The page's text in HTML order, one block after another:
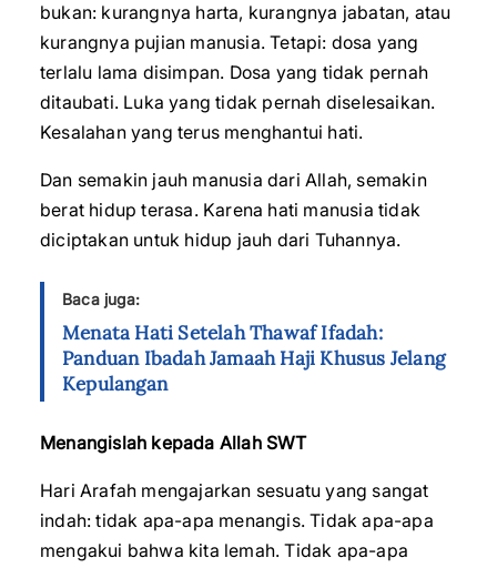
bukan: kurangnya harta, kurangnya jabatan, atau
kurangnya pujian manusia. Tetapi: dosa yang
terlalu lama disimpan. Dosa yang tidak pernah
ditaubati. Luka yang tidak pernah diselesaikan.
Kesalahan yang terus menghantui hati.
Dan semakin jauh manusia dari Allah, semakin
berat hidup terasa. Karena hati manusia tidak
diciptakan untuk hidup jauh dari Tuhannya.
Baca juga:
Menata Hati Setelah Thawaf Ifadah:
Panduan Ibadah Jamaah Haji Khusus Jelang
Kepulangan
Menangislah kepada Allah SWT
Hari Arafah mengajarkan sesuatu yang sangat
indah: tidak apa-apa menangis. Tidak apa-apa
mengakui bahwa kita lemah. Tidak apa-apa